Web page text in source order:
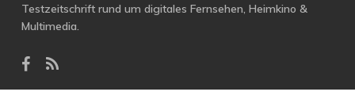
Testzeitschrift rund um digitales Fernsehen, Heimkino &
Multimedia.
facebook
RSS